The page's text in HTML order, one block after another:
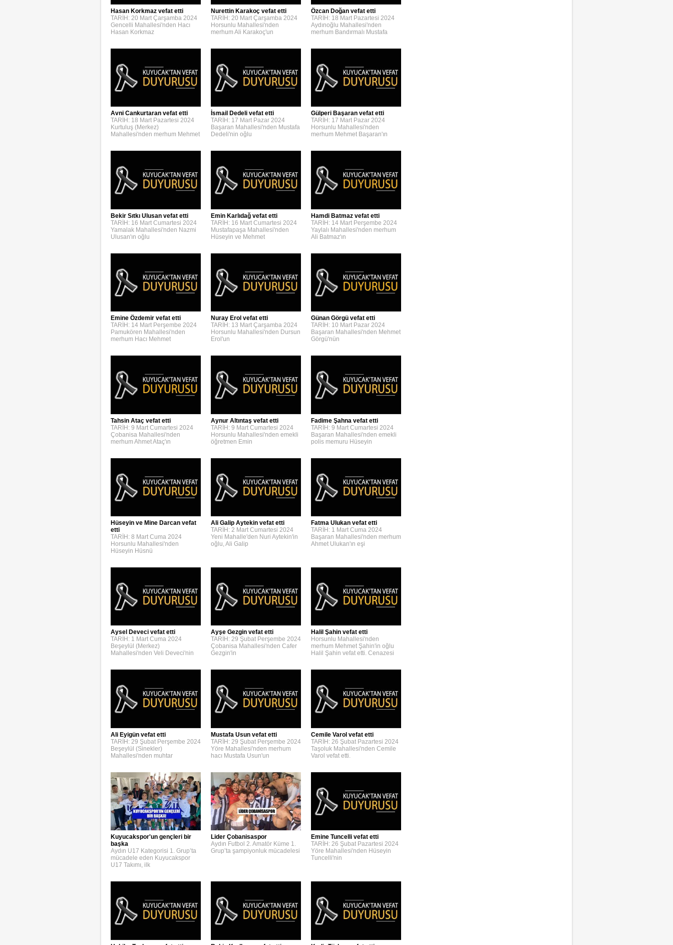
Hasan Korkmaz vefat etti
TARİH: 20 Mart Çarşamba 2024
Gencelli Mahallesi'nden Hacı
Hasan Korkmaz
Nurettin Karakoç vefat etti
TARİH: 20 Mart Çarşamba 2024
Horsunlu Mahallesi'nden
merhum Ali Karakoç'un
Özcan Doğan vefat etti
TARİH: 18 Mart Pazartesi 2024
Aydınoğlu Mahallesi'nden
merhum Bandırmalı Mustafa
Avni Cankurtaran vefat etti
TARİH: 18 Mart Pazartesi 2024
Kurtuluş (Merkez)
Mahallesi'nden merhum Mehmet
İsmail Dedeli vefat etti
TARİH: 17 Mart Pazar 2024
Başaran Mahallesi'nden Mustafa
Dedeli'nin oğlu
Gülperi Başaran vefat etti
TARİH: 17 Mart Pazar 2024
Horsunlu Mahallesi'nden
merhum Mehmet Başaran'ın
Bekir Sıtkı Ulusan vefat etti
TARİH: 16 Mart Cumartesi 2024
Yamalak Mahallesi'nden Nazmi
Ulusan'ın oğlu
Emin Karlıdağ vefat etti
TARİH: 16 Mart Cumartesi 2024
Mustafapaşa Mahallesi'nden
Hüseyin ve Mehmet
Hamdi Batmaz vefat etti
TARİH: 14 Mart Perşembe 2024
Yaylalı Mahallesi'nden merhum
Ali Batmaz'ın
Emine Özdemir vefat etti
TARİH: 14 Mart Perşembe 2024
Pamukören Mahallesi'nden
merhum Hacı Mehmet
Nuray Erol vefat etti
TARİH: 13 Mart Çarşamba 2024
Horsunlu Mahallesi'nden Dursun
Erol'un
Günan Görgü vefat etti
TARİH: 10 Mart Pazar 2024
Başaran Mahallesi'nden Mehmet
Görgü'nün
Tahsin Ataç vefat etti
TARİH: 9 Mart Cumartesi 2024
Çobanisa Mahallesi'nden
merhum Ahmet Ataç'ın
Aynur Altıntaş vefat etti
TARİH: 9 Mart Cumartesi 2024
Horsunlu Mahallesi'nden emekli
öğretmen Emin
Fadime Şahna vefat etti
TARİH: 9 Mart Cumartesi 2024
Başaran Mahallesi'nden emekli
polis memuru Hüseyin
Hüseyin ve Mine Darcan vefat
etti
TARİH: 8 Mart Cuma 2024
Horsunlu Mahallesi'nden
Hüseyin Hüsnü
Ali Galip Aytekin vefat etti
TARİH: 2 Mart Cumartesi 2024
Yeni Mahalle'den Nuri Aytekin'in
oğlu, Ali Galip
Fatma Ulukan vefat etti
TARİH: 1 Mart Cuma 2024
Başaran Mahallesi'nden merhum
Ahmet Ulukan'ın eşi
Aysel Deveci vefat etti
TARİH: 1 Mart Cuma 2024
Beşeylül (Merkez)
Mahallesi'nden Veli Deveci'nin
Ayşe Gezgin vefat etti
TARİH: 29 Şubat Perşembe 2024
Çobanisa Mahallesi'nden Cafer
Gezgin'in
Halil Şahin vefat etti
Horsunlu Mahallesi'nden
merhum Mehmet Şahin'in oğlu
Halil Şahin vefat etti. Cenazesi
Ali Eyigün vefat etti
TARİH: 29 Şubat Perşembe 2024
Beşeylül (Sinekler)
Mahallesi'nden muhtar
Mustafa Usun vefat etti
TARİH: 29 Şubat Perşembe 2024
Yöre Mahallesi'nden merhum
hacı Mustafa Usun'un
Cemile Varol vefat etti
TARİH: 26 Şubat Pazartesi 2024
Taşoluk Mahallesi'nden Cemile
Varol vefat etti.
Kuyucakspor'un gençleri bir
başka
Aydın U17 Kategorisi 1. Grup’ta
mücadele eden Kuyucakspor
U17 Takımı, ilk
Lider Çobanisaspor
Aydın Futbol 2. Amatör Küme 1.
Grup’ta şampiyonluk mücadelesi
Emine Tuncelli vefat etti
TARİH: 26 Şubat Pazartesi 2024
Yöre Mahallesi'nden Hüseyin
Tuncelli'nin